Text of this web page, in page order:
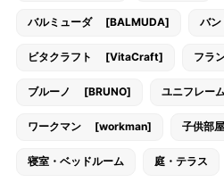
バルミューダ [BALMUDA] バ
ビタクラフト [VitaCraft] フラ
ブルーノ [BRUNO] ユニフレー
ワークマン [workman] 子供部
寝室・ベッドルーム 庭・テラス